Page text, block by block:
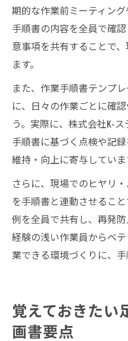
期的な作業前ミーティング
手順書の内容を全員で確
意事項を共有することで
ます。
また、作業手順書テンプ
に、日々の作業ごとに確
う。実際に、株式会社K-
手順書に基づく点検や記
維持・向上に寄与していま
さらに、現場でのヒヤリ
を手順書と連動させるこ
例を全員で共有し、再発防
経験の浅い作業員からベ
業できる環境づくりに、手
覚えておきたい
画書要点